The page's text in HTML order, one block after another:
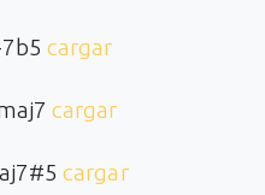
cargar
cargar
cargar